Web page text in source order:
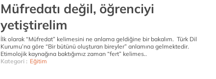
Müfredatı değil, öğrenciyi
yetiştirelim
İlk olarak “Müfredat” kelimesini ne anlama geldiğine bir bakalım. Türk Dil
Kurumu’na göre “Bir bütünü oluşturan bireyler” anlamına gelmektedir.
Etimolojik kaynağına baktığımız zaman “fert” kelimes..
Kategori : Eğitim